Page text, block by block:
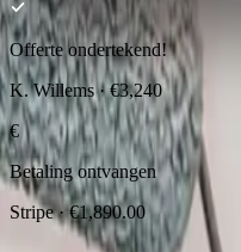
Offerte ondertekend!
K. Willems · €3,240
€
Betaling ontvangen
Stripe · €1,890.00